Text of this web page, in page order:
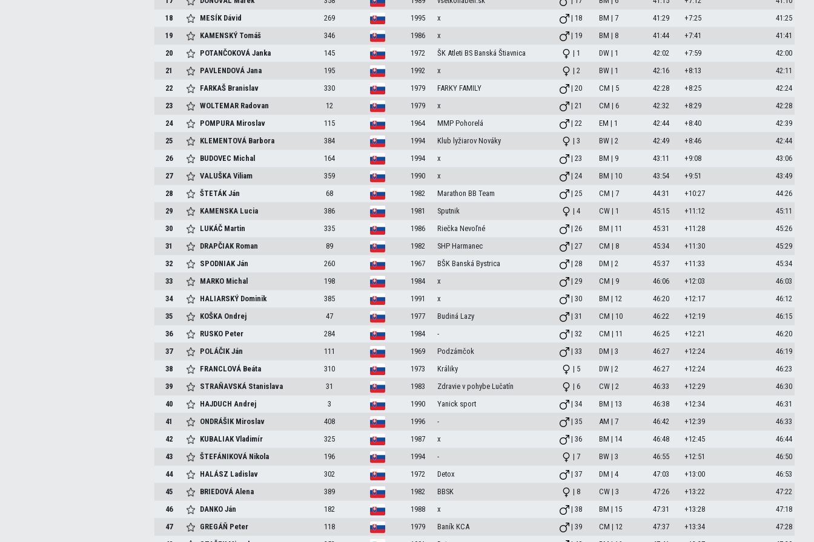
18
MESÍK Dávid 269 1995 x | 18 BM | 7 41:29 +7:25
41:25
19
KAMENSKÝ Tomáš 346 1986 x | 19 BM | 8 41:44 +7:41
41:41
20
POTANČOKOVÁJanka 145 1972 ŠK Atleti BS Banská Štiavnica | 1 DW | 1 42:02 +7:59
42:00
21
PAVLENDOVÁJana 195 1992 x | 2 BW | 1 42:16 +8:13
42:11
22
FARKAŠ Branislav 330 1979 FARKY FAMILY | 20 CM | 5 42:28 +8:25
42:24
23
WOLTEMAR Radovan 12 1979 x | 21 CM | 6 42:32 +8:29
42:28
24
POMPURA Miroslav 115 1964 MMP Pohorelá | 22 EM | 1 42:44 +8:40
42:39
25
KLEMENTOVÁ Barbora 384 1994 Klub lyžiarov Nováky | 3 BW | 2 42:49 +8:46
42:44
26
BUDOVEC Michal 164 1994 x | 23 BM | 9 43:11 +9:08
43:06
27
VALUŠKAViliam 359 1990 x | 24 BM | 10 43:54 +9:51
43:49
28
ŠTETÁKJán 68 1982 Marathon BB Team | 25 CM | 7 44:31 +10:27
44:26
29
KAMENSKA Lucia 386 1981 Sputnik | 4 CW | 1 45:15 +11:12
45:11
30
LUKÁČ Martin 335 1986 Riečka Nevoľné | 26 BM | 11 45:31 +11:28
45:26
31
DRAPČIAK Roman 89 1982 SHP Harmanec | 27 CM | 8 45:34 +11:30
45:29
32
SPODNIAKJán 260 1967 BŠK Banská Bystrica | 28 DM | 2 45:37 +11:33
45:34
33
MARKO Michal 198 1984 x | 29 CM | 9 46:06 +12:03
46:03
34
HALIARSKÝ Dominik 385 1991 x | 30 BM | 12 46:20 +12:17
46:12
35
KOŠKA Ondrej 47 1977 Budiná Lazy | 31 CM | 10 46:22 +12:19
46:15
36
RUSKO Peter 284 1984 - | 32 CM | 11 46:25 +12:21
46:20
37
POLÁČIKJán 111 1969 Podzámčok | 33 DM | 3 46:27 +12:24
46:19
38
FRANCLOVÁ Beáta 310 1973 Králiky | 5 DW | 2 46:27 +12:24
46:23
39
STRAŇAVSKÁ Stanislava 31 1983 Zdravie v pohybe Lučatín | 6 CW | 2 46:33 +12:29
46:30
40
HAJDUCHAndrej 3 1990 Yanick sport | 34 BM | 13 46:38 +12:34
46:31
41
ONDRÁŠIK Miroslav 408 1996 - | 35 AM | 7 46:42 +12:39
46:33
42
KUBALIAKVladimír 325 1987 x | 36 BM | 14 46:48 +12:45
46:44
43
ŠTEFÁNIKOVÁ Nikola 196 1994 - | 7 BW | 3 46:55 +12:51
46:50
44
HALÁSZ Ladislav 302 1972 Detox | 37 DM | 4 47:03 +13:00
46:53
45
BRIEDOVÁAlena 389 1982 BBSK | 8 CW | 3 47:26 +13:22
47:22
46
DANKOJán 182 1988 x | 38 BM | 15 47:31 +13:28
47:18
47
GREGÁŇ Peter 118 1979 Baník KCA | 39 CM | 12 47:37 +13:34
47:28